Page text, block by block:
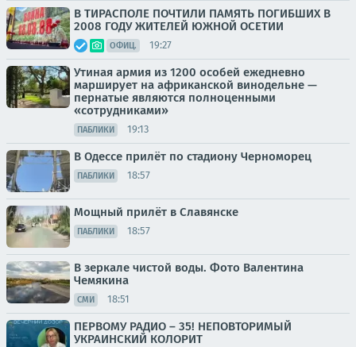
В ТИРАСПОЛЕ ПОЧТИЛИ ПАМЯТЬ ПОГИБШИХ В
2008 ГОДУ ЖИТЕЛЕЙ ЮЖНОЙ ОСЕТИИ
ОФИЦ. 19:27
Утиная армия из 1200 особей ежедневно
марширует на африканской винодельне —
пернатые являются полноценными
«сотрудниками»
ПАБЛИКИ 19:13
В Одессе прилёт по стадиону Черноморец
ПАБЛИКИ 18:57
Мощный прилёт в Славянске
ПАБЛИКИ 18:57
В зеркале чистой воды. Фото Валентина
Чемякина
СМИ 18:51
ПЕРВОМУ РАДИО – 35! НЕПОВТОРИМЫЙ
УКРАИНСКИЙ КОЛОРИТ